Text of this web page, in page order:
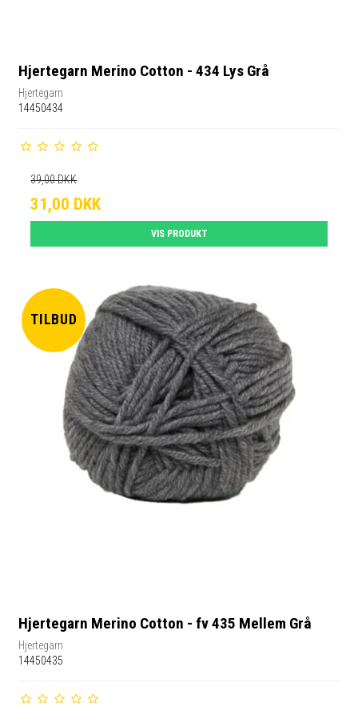
Hjertegarn Merino Cotton - 434 Lys Grå
Hjertegarn
14450434
39,00 DKK
31,00 DKK
VIS PRODUKT
TILBUD
Hjertegarn Merino Cotton - fv 435 Mellem Grå
Hjertegarn
14450435